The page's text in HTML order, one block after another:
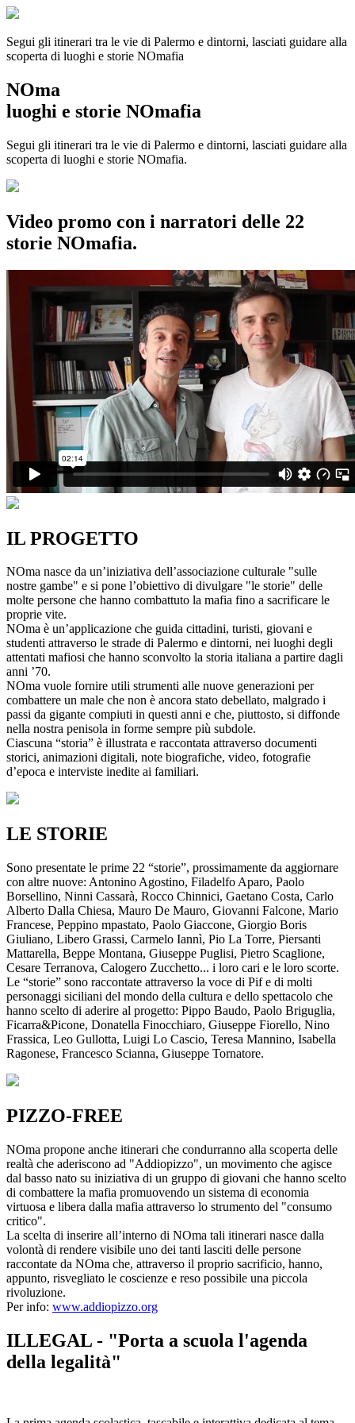
Segui gli itinerari tra le vie di Palermo e dintorni, lasciati guidare alla
scoperta di luoghi e storie NOmafia
NOma
luoghi e storie NOmafia
Segui gli itinerari tra le vie di Palermo e dintorni, lasciati guidare alla
scoperta di luoghi e storie NOmafia.
Video promo con i narratori delle 22
storie NOmafia.
IL PROGETTO
NOma nasce da un’iniziativa dell’associazione culturale "sulle
nostre gambe" e si pone l’obiettivo di divulgare "le storie" delle
molte persone che hanno combattuto la mafia fino a sacrificare le
proprie vite.
NOma è un’applicazione che guida cittadini, turisti, giovani e
studenti attraverso le strade di Palermo e dintorni, nei luoghi degli
attentati mafiosi che hanno sconvolto la storia italiana a partire dagli
anni ’70.
NOma vuole fornire utili strumenti alle nuove generazioni per
combattere un male che non è ancora stato debellato, malgrado i
passi da gigante compiuti in questi anni e che, piuttosto, si diffonde
nella nostra penisola in forme sempre più subdole.
Ciascuna “storia” è illustrata e raccontata attraverso documenti
storici, animazioni digitali, note biografiche, video, fotografie
d’epoca e interviste inedite ai familiari.
LE STORIE
Sono presentate le prime 22 “storie”, prossimamente da aggiornare
con altre nuove: Antonino Agostino, Filadelfo Aparo, Paolo
Borsellino, Ninni Cassarà, Rocco Chinnici, Gaetano Costa, Carlo
Alberto Dalla Chiesa, Mauro De Mauro, Giovanni Falcone, Mario
Francese, Peppino mpastato, Paolo Giaccone, Giorgio Boris
Giuliano, Libero Grassi, Carmelo Iannì, Pio La Torre, Piersanti
Mattarella, Beppe Montana, Giuseppe Puglisi, Pietro Scaglione,
Cesare Terranova, Calogero Zucchetto... i loro cari e le loro scorte.
Le “storie” sono raccontate attraverso la voce di Pif e di molti
personaggi siciliani del mondo della cultura e dello spettacolo che
hanno scelto di aderire al progetto: Pippo Baudo, Paolo Briguglia,
Ficarra&Picone, Donatella Finocchiaro, Giuseppe Fiorello, Nino
Frassica, Leo Gullotta, Luigi Lo Cascio, Teresa Mannino, Isabella
Ragonese, Francesco Scianna, Giuseppe Tornatore.
PIZZO-FREE
NOma propone anche itinerari che condurranno alla scoperta delle
realtà che aderiscono ad "Addiopizzo", un movimento che agisce
dal basso nato su iniziativa di un gruppo di giovani che hanno scelto
di combattere la mafia promuovendo un sistema di economia
virtuosa e libera dalla mafia attraverso lo strumento del "consumo
critico".
La scelta di inserire all’interno di NOma tali itinerari nasce dalla
volontà di rendere visibile uno dei tanti lasciti delle persone
raccontate da NOma che, attraverso il proprio sacrificio, hanno,
appunto, risvegliato le coscienze e reso possibile una piccola
rivoluzione.
Per info: www.addiopizzo.org
ILLEGAL - "Porta a scuola l'agenda
della legalità"